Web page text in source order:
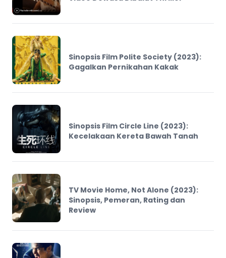
Sinopsis Film Polite Society (2023):
Gagalkan Pernikahan Kakak
Sinopsis Film Circle Line (2023):
Kecelakaan Kereta Bawah Tanah
TV Movie Home, Not Alone (2023):
Sinopsis, Pemeran, Rating dan
Review